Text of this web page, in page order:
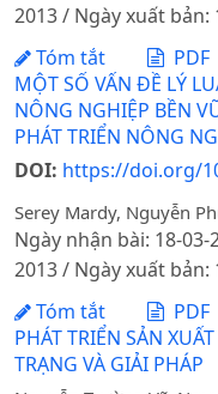
2013 / Ngày xuất bản:
Tóm tắt
PDF
MỘT SỐ VẤN ĐỀ LÝ
NÔNG NGHIỆP BỀN
PHÁT TRIỂN NÔNG
DOI: https://doi.org/
Serey Mardy, Nguyễn
Ngày nhận bài: 18-
2013 / Ngày xuất bản:
Tóm tắt
PDF
PHÁT TRIỂN SẢN
TRẠNG VÀ GIẢI PHÁP